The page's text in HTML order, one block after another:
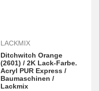
LACKMIX
Ditchwitch Orange
(2601) / 2K Lack-Farbe.
Acryl PUR Express /
Baumaschinen /
Lackmix